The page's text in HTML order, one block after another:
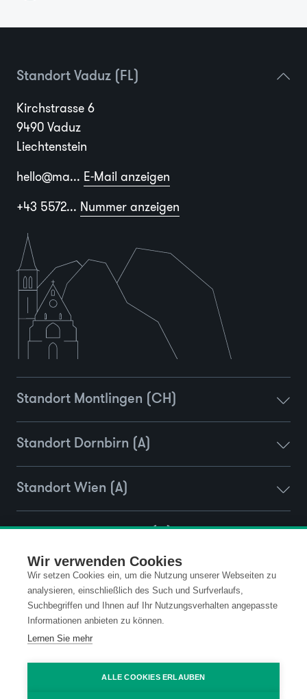
Wir verwenden Cookies
Wir setzen Cookies ein, um die Nutzung unserer Webseiten zu
analysieren, einschließlich des Such und Surfverlaufs,
Suchbegriffen und Ihnen auf Ihr Nutzungsverhalten angepasste
Informationen anbieten zu können.
Lernen Sie mehr
ALLE COOKIES ERLAUBEN
Standort Vaduz (FL)
Kirchstrasse 6
9490 Vaduz
Liechtenstein
hello@ma... E-Mail anzeigen
+43 5572... Nummer anzeigen
Standort Montlingen (CH)
Standort Dornbirn (A)
Standort Wien (A)
Standort Ravensburg (D)
Kontakt
Impressum
Datenschutz